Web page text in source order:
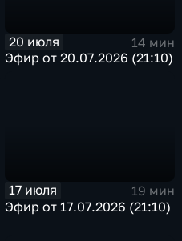
20 июля
14 мин
Эфир от 20.07.2026 (21:10)
17 июля
19 мин
Эфир от 17.07.2026 (21:10)